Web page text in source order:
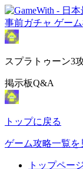
事前ガチャ ゲー
スプラトゥーン3
掲示板Q&A
トップに戻る
ゲーム攻略一覧を
トップペー